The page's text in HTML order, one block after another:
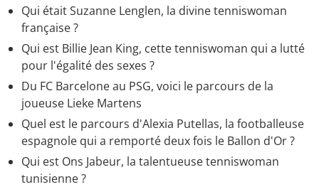
Qui était Suzanne Lenglen, la divine tenniswoman
française ?
Qui est Billie Jean King, cette tenniswoman qui a lutté
pour l'égalité des sexes ?
Du FC Barcelone au PSG, voici le parcours de la
joueuse Lieke Martens
Quel est le parcours d'Alexia Putellas, la footballeuse
espagnole qui a remporté deux fois le Ballon d'Or ?
Qui est Ons Jabeur, la talentueuse tenniswoman
tunisienne ?